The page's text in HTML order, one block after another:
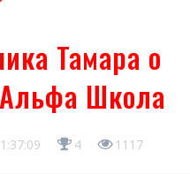
Тамара о
Школа
4 1117